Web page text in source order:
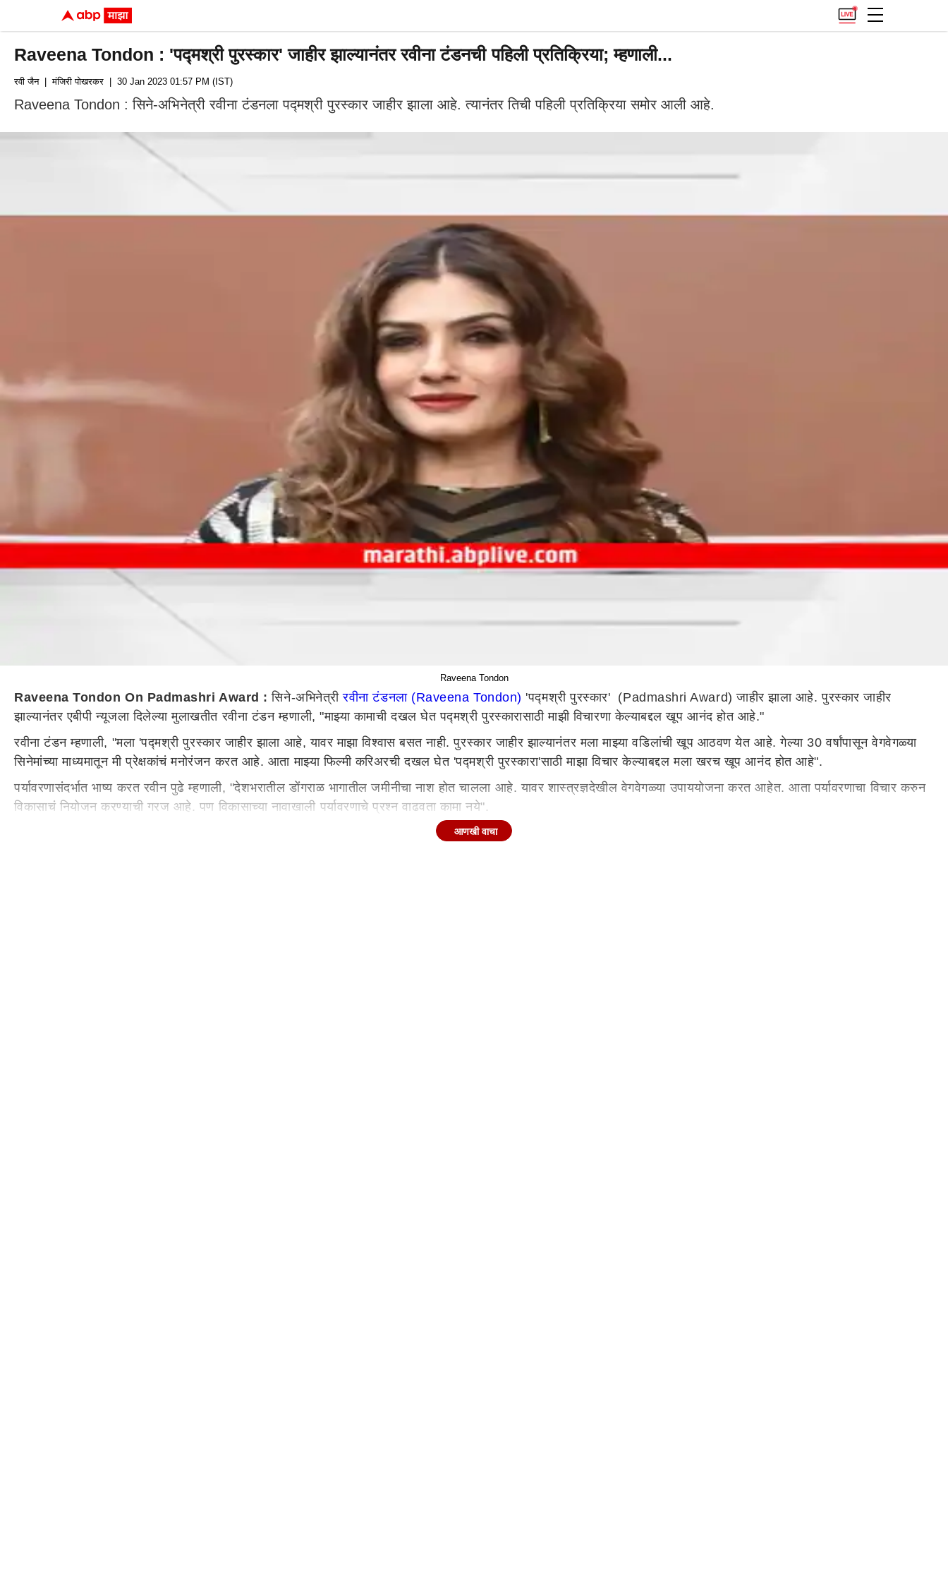
Raveena Tondon : 'पद्मश्री पुरस्कार' जाहीर झाल्यानंतर रवीना टंडनची पहिली प्रतिक्रिया; म्हणाली...
रवी जैन| मंजिरी पोखरकर | 30 Jan 2023 01:57 PM (IST)
Raveena Tondon : सिने-अभिनेत्री रवीना टंडनला पद्मश्री पुरस्कार जाहीर झाला आहे. त्यानंतर तिची पहिली प्रतिक्रिया समोर आली आहे.
Raveena Tondon
Raveena Tondon On Padmashri Award : सिने-अभिनेत्रीरवीना टंडनला (Raveena Tondon) 'पद्मश्री पुरस्कार' (Padmashri Award) जाहीर झाला आहे. पुरस्कार जाहीर
झाल्यानंतर एबीपी न्यूजला दिलेल्या मुलाखतीत रवीना टंडन म्हणाली, "माझ्या कामाची दखल घेत पद्मश्री पुरस्कारासाठी माझी विचारणा केल्याबद्दल खूप आनंद होत आहे."
रवीना टंडन म्हणाली, "मला 'पद्मश्री पुरस्कार जाहीर झाला आहे, यावर माझा विश्वास बसत नाही. पुरस्कार जाहीर झाल्यानंतर मला माझ्या वडिलांची खूप आठवण येत आहे. गेल्या 30 वर्षांपासून वेगवेगळ्या
सिनेमांच्या माध्यमातून मी प्रेक्षकांचं मनोरंजन करत आहे. आता माझ्या फिल्मी करिअरची दखल घेत 'पद्मश्री पुरस्कारा'साठी माझा विचार केल्याबद्दल मला खरच खूप आनंद होत आहे".
पर्यावरणासंदर्भात भाष्य करत रवीन पुढे म्हणाली, "देशभरातील डोंगराळ भागातील जमीनीचा नाश होत चालला आहे. यावर शास्त्रज्ञदेखील वेगवेगळ्या उपाययोजना करत आहेत. आता पर्यावरणाचा विचार करुन
विकासाचं नियोजन करण्याची गरज आहे. पण विकासाच्या नावाखाली पर्यावरणाचे प्रश्न वाढवता कामा नये".
आणखी वाचा